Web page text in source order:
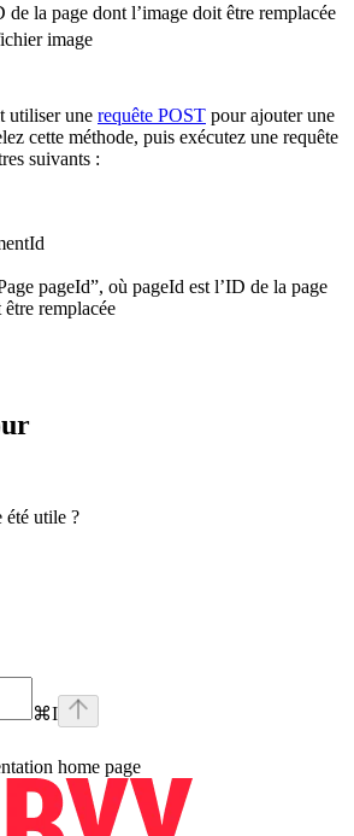
de la page dont l’image doit être remplacée
image
utiliser une requête POST pour ajouter une
cette méthode, puis exécutez une requête
suivants :
pageId”, où pageId est l’ID de la page
remplacée
été utile ?
⌘I
home page